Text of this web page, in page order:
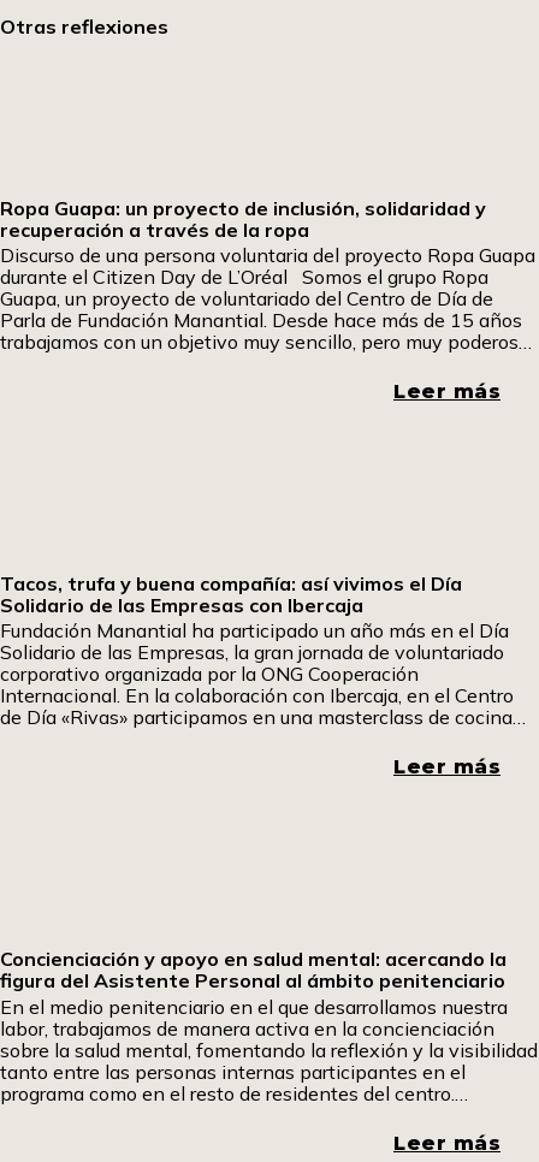
Otras reflexiones
Ropa Guapa: un proyecto de inclusión, solidaridad y
recuperación a través de la ropa
Discurso de una persona voluntaria del proyecto Ropa Guapa
durante el Citizen Day de L’Oréal Somos el grupo Ropa
Guapa, un proyecto de voluntariado del Centro de Día de
Parla de Fundación Manantial. Desde hace más de 15 años
trabajamos con un objetivo muy sencillo, pero muy poderoso:
Leer más
Tacos, trufa y buena compañía: así vivimos el Día
Solidario de las Empresas con Ibercaja
Fundación Manantial ha participado un año más en el Día
Solidario de las Empresas, la gran jornada de voluntariado
corporativo organizada por la ONG Cooperación
Internacional. En la colaboración con Ibercaja, en el Centro
de Día «Rivas» participamos en una masterclass de cocina
sándwiches especiales. Uno de los participantes ha querido
Leer más
Concienciación y apoyo en salud mental: acercando la
figura del Asistente Personal al ámbito penitenciario
En el medio penitenciario en el que desarrollamos nuestra
labor, trabajamos de manera activa en la concienciación
sobre la salud mental, fomentando la reflexión y la visibilidad
tanto entre las personas internas participantes en el
programa como en el resto de residentes del centro.
fundamental para romper estigmas y generar una mirada
Leer más